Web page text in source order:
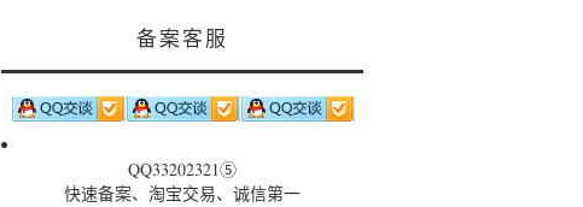
备案客服
QQ33202321⑤
快速备案、淘宝交易、诚信第一